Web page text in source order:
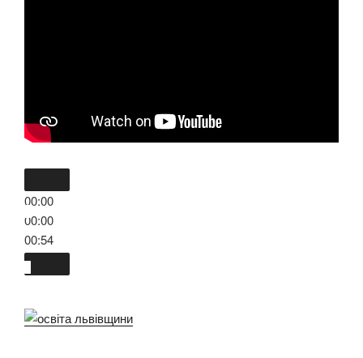
00:00
00:00
00:54